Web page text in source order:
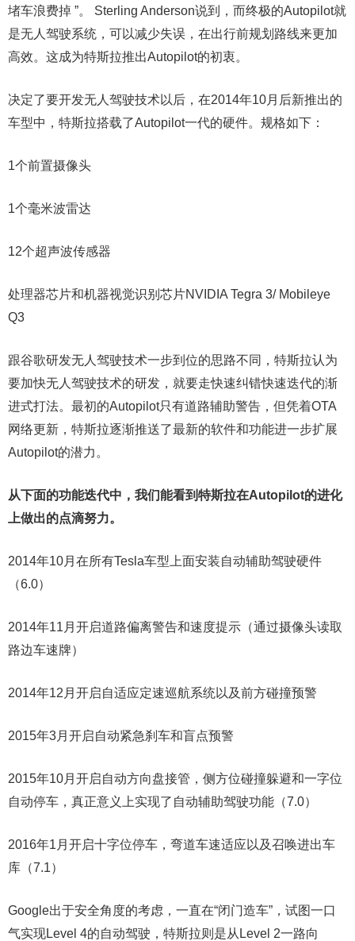
堵车浪费掉 ”。 Sterling Anderson说到，而终极的Autopilot就
是无人驾驶系统，可以减少失误，在出行前规划路线来更加
高效。这成为特斯拉推出Autopilot的初衷。
决定了要开发无人驾驶技术以后，在2014年10月后新推出的
车型中，特斯拉搭载了Autopilot一代的硬件。规格如下：
1个前置摄像头
1个毫米波雷达
12个超声波传感器
处理器芯片和机器视觉识别芯片NVIDIA Tegra 3/ Mobileye
Q3
跟谷歌研发无人驾驶技术一步到位的思路不同，特斯拉认为
要加快无人驾驶技术的研发，就要走快速纠错快速迭代的渐
进式打法。最初的Autopilot只有道路辅助警告，但凭着OTA
网络更新，特斯拉逐渐推送了最新的软件和功能进一步扩展
Autopilot的潜力。
从下面的功能迭代中，我们能看到特斯拉在Autopilot的进化
上做出的点滴努力。
2014年10月在所有Tesla车型上面安装自动辅助驾驶硬件
（6.0）
2014年11月开启道路偏离警告和速度提示（通过摄像头读取
路边车速牌）
2014年12月开启自适应定速巡航系统以及前方碰撞预警
2015年3月开启自动紧急刹车和盲点预警
2015年10月开启自动方向盘接管，侧方位碰撞躲避和一字位
自动停车，真正意义上实现了自动辅助驾驶功能（7.0）
2016年1月开启十字位停车，弯道车速适应以及召唤进出车
库（7.1）
Google出于安全角度的考虑，一直在“闭门造车”，试图一口
气实现Level 4的自动驾驶，特斯拉则是从Level 2一路向